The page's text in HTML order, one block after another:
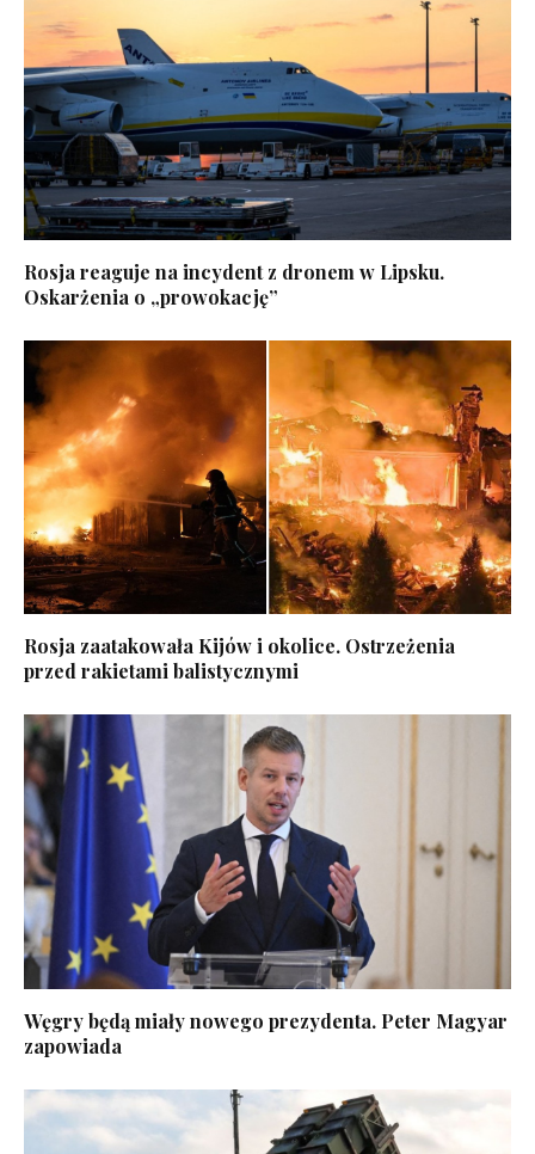
Rosja reaguje na incydent z dronem w Lipsku.
Oskarżenia o „prowokację”
Rosja zaatakowała Kijów i okolice. Ostrzeżenia
przed rakietami balistycznymi
Węgry będą miały nowego prezydenta. Peter Magyar
zapowiada